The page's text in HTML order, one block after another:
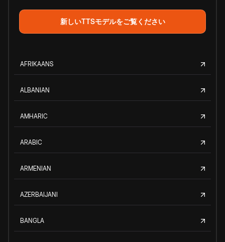
新しいTTSモデルをご覧ください
AFRIKAANS
ALBANIAN
AMHARIC
ARABIC
ARMENIAN
AZERBAIJANI
BANGLA